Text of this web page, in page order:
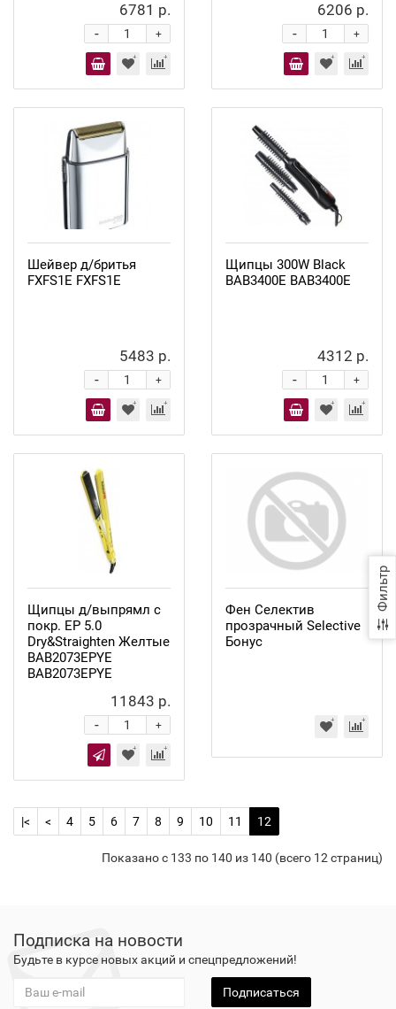
Фильтр
6781 р.
+
-
6206 р.
+
-
Шейвер д/бритья
FXFS1E FXFS1E
5483 р.
+
-
Щипцы 300W Black
BAB3400E BAB3400E
4312 р.
+
-
Щипцы д/выпрямл c
покр. EP 5.0
Dry&Straighten Желтые
ВАВ2073ЕРYE
ВАВ2073ЕРYE
11843 р.
+
-
Фен Селектив
прозрачный Selective
Бонус
|< < 4 5 6 7 8 9 10 11 12
Показано с 133 по 140 из 140 (всего 12 страниц)
Подписка на новости
Будьте в курсе новых акций и спецпредложений!
Подписаться